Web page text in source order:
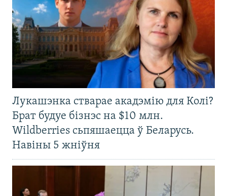
Лукашэнка стварае акадэмію для Колі?
Брат будуе бізнэс на $10 млн.
Wildberries сьпяшаецца ў Беларусь.
Навіны 5 жніўня